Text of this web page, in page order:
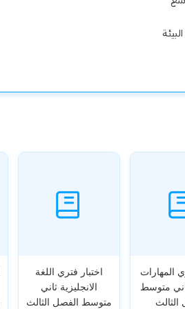
المهارات
متوسط
الثالث
اختبار فتري اللغة
الانجليزية ثاني
متوسط الفصل الثالث